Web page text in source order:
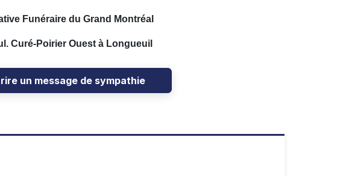
Funéraire du Grand Montréal
Curé-Poirier Ouest à Longueuil
un message de sympathie